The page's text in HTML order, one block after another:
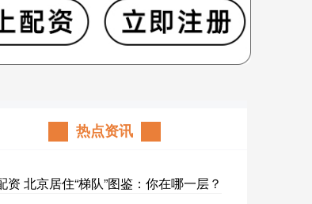
热点资讯
资 北京居住“梯队”图鉴：你在哪一层？